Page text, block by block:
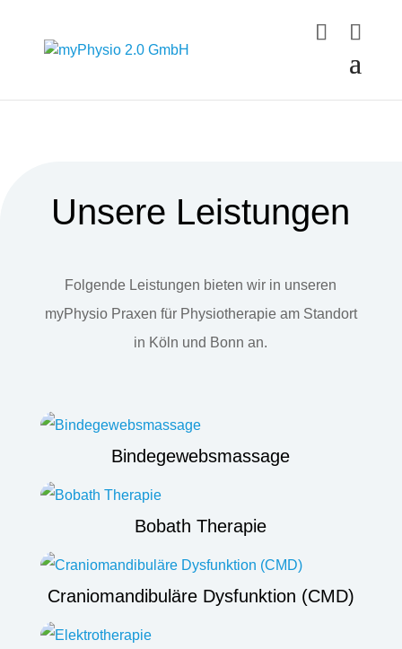
Unsere Leistungen
Folgende Leistungen bieten wir in unseren
myPhysio Praxen für Physiotherapie am Standort
in Köln und Bonn an.
Bindegewebsmassage
Bobath Therapie
Craniomandibuläre Dysfunktion (CMD)